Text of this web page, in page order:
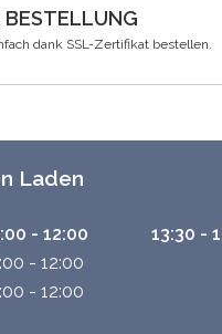
BESTELLUNG
dank SSL-Zertifikat bestellen.
Laden
- 12:00
13:30 -
- 12:00
- 12:00